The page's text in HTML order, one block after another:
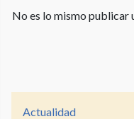
Actualidad
No es lo mismo publicar